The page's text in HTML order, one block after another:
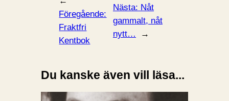
Föregående:
Fraktfri
Kentbok
Nästa: Nåt
gammalt, nåt
nytt…
→
Du kanske även vill läsa...